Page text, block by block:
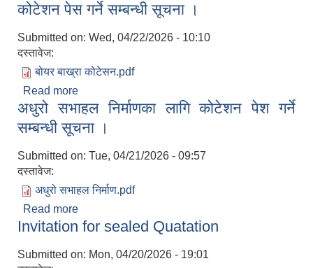
कोटेशन पेस गर्ने सम्बन्धी सूचना ।
Submitted on: Wed, 04/22/2026 - 10:10
दस्तावेज:
बोयर बाख्रा कोटेसन.pdf
Read more
अधुरो सभाहल निर्माणका लागि कोटेशन पेश गर्ने
सम्बन्धी सूचना ।
Submitted on: Tue, 04/21/2026 - 09:57
दस्तावेज:
अधुरो सभाहल निर्माण.pdf
Read more
सम्बन्धी सूचना ।
Invitation for sealed Quatation
Submitted on: Mon, 04/20/2026 - 19:01